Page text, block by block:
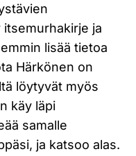
ja
lisää tietoa
Härkönen on
löytyvät myös
käy läpi
samalle
ja katsoo alas.